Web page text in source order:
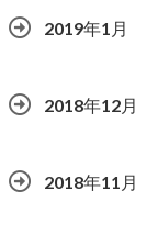
2019年1月
2018年12月
2018年11月